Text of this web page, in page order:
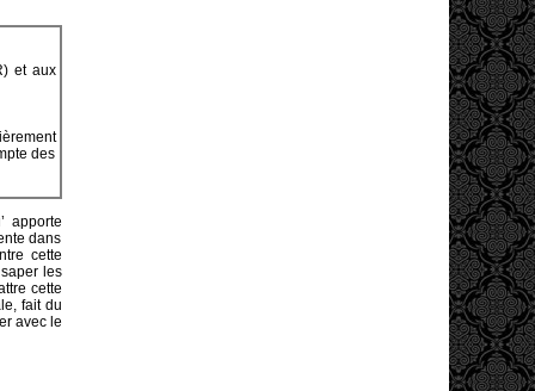
et aux
des
apporte
dans
cette
les
cette
fait du
avec le